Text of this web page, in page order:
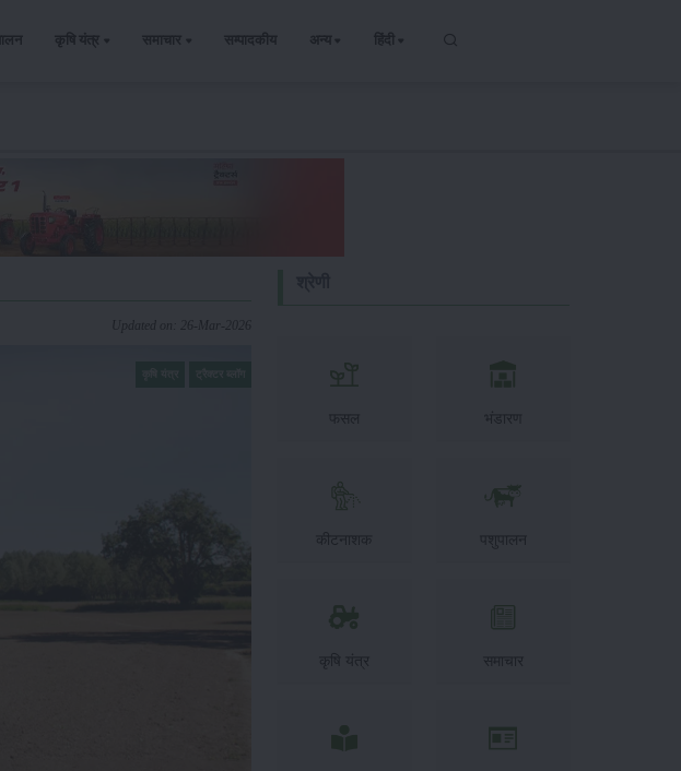
कृषि यंत्र समाचार सम्पादकीय अन्य हिंदी
Updated on: 26-Mar-2026
फसल भंडारण
कीटनाशक पशुपालन
कृषि यंत्र समाचार